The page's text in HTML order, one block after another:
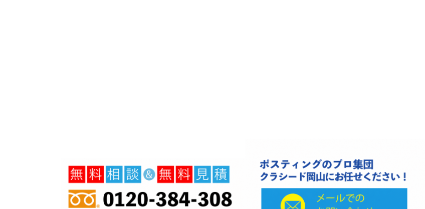
会社名 クラシード岡山
代表 近藤都記子
住所 〒709-0802岡山県赤磐市桜ヶ丘西1-26-12
電話番号 090-3377-3124
営業時間:8:00-17:00
定休日:不定休